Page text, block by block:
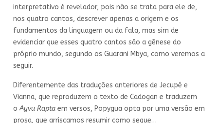
interpretativo é revelador, pois não se trata para ele de,
nos quatro cantos, descrever apenas a origem e os
fundamentos da linguagem ou da fala, mas sim de
evidenciar que esses quatro cantos são a gênese do
próprio mundo, segundo os Guarani Mbya, como veremos a
seguir.
Diferentemente das traduções anteriores de Jecupé e
Vianna, que reproduzem o texto de Cadogan e traduzem
oAyvu Rapta em versos, Popygua opta por uma versão em
prosa, que arriscamos resumir como segue…